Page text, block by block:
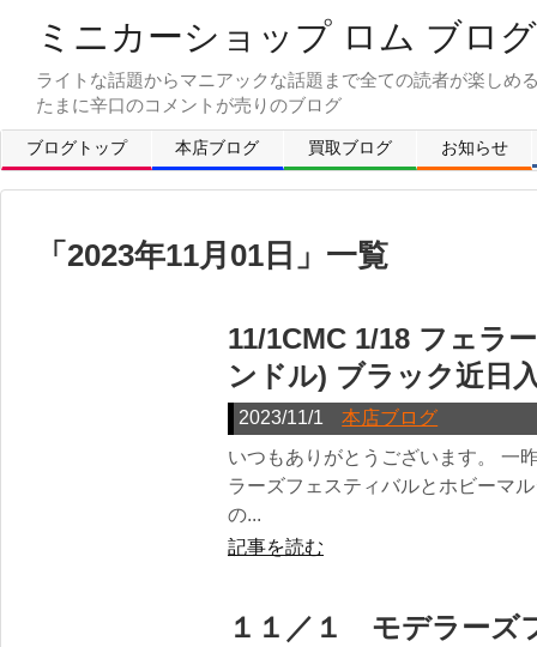
ミニカーショップ ロム ブログ
ライトな話題からマニアックな話題まで全ての読者が楽しめ
ブログトップ 本店ブログ 買取ブログ お知らせ
「 2023年11月01日 」 一覧
11/1CMC 1/18 フェラ
ンドル) ブラック近日
2023/11/1
本店ブログ
いつもありがとうございます。 一
ラーズフェスティバルとホビーマ
の...
記事を読む
１１／１ モデラーズ